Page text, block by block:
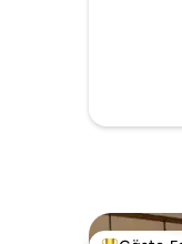
über eine
Schlafsofa